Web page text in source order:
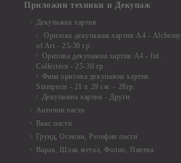
Приложни техники и Декупаж
Декупажна хартия
Оризова декупажна хартия А4 - Alchemy
of Art - 25-30 гр.
Оризова декупажна хартия А4 - Itd.
Collection - 25-30 гр.
Фина оризова декупажна хартия
Stamperia - 21 х 29.см. - 28гр.
Декупажна хартия - Други
Антични пасти
Вакс пасти
Грунд, Основи, Релефни пасти
Варак, Шлак метал, Фолио, Пантна